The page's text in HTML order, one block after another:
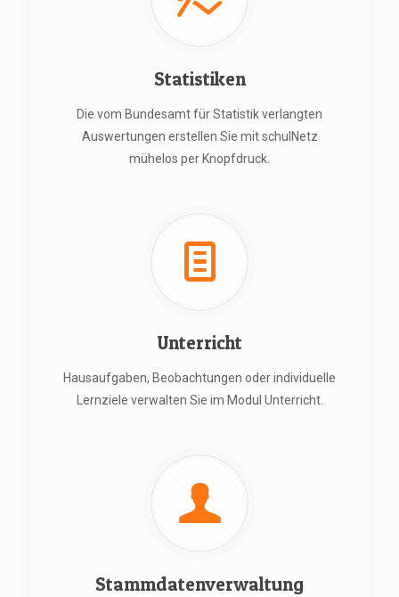
Statistiken
Die vom Bundesamt für Statistik verlangten
Auswertungen erstellen Sie mit schulNetz
mühelos per Knopfdruck.
Unterricht
Hausaufgaben, Beobachtungen oder individuelle
Lernziele verwalten Sie im Modul Unterricht.
Stammdatenverwaltung